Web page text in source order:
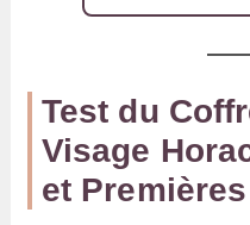
Test du
Visage
et